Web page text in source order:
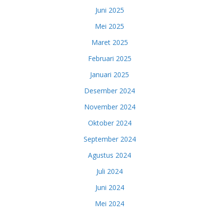
Juni 2025
Mei 2025
Maret 2025
Februari 2025
Januari 2025
Desember 2024
November 2024
Oktober 2024
September 2024
Agustus 2024
Juli 2024
Juni 2024
Mei 2024